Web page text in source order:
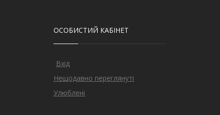
ОСОБИСТИЙ КАБІНЕТ
Вхід
Нещодавно переглянуті
Улюблені